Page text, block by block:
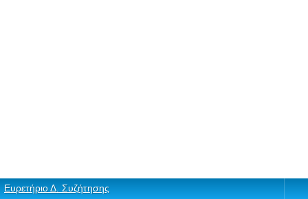
Ευρετήριο Δ. Συζήτησης